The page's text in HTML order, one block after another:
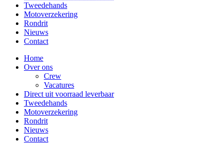
Tweedehands
Motoverzekering
Rondrit
Nieuws
Contact
Home
Over ons
Crew
Vacatures
Direct uit voorraad leverbaar
Tweedehands
Motoverzekering
Rondrit
Nieuws
Contact